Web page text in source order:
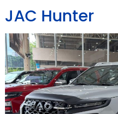
JAC Hunter